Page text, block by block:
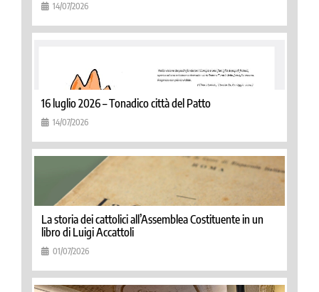
14/07/2026
16 luglio 2026 – Tonadico città del Patto
14/07/2026
La storia dei cattolici all’Assemblea Costituente in un
libro di Luigi Accattoli
01/07/2026